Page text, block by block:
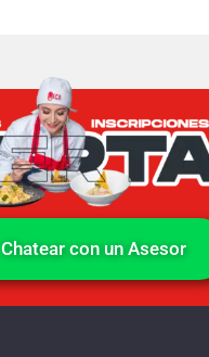
Chatear con un Asesor